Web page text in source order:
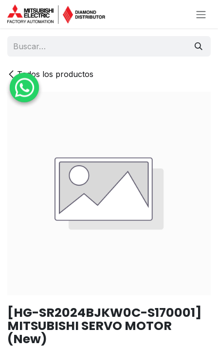
Ir al contenido
Todos los productos
[HG-SR2024BJKW0C-S170001]
MITSUBISHI SERVO MOTOR
(New)